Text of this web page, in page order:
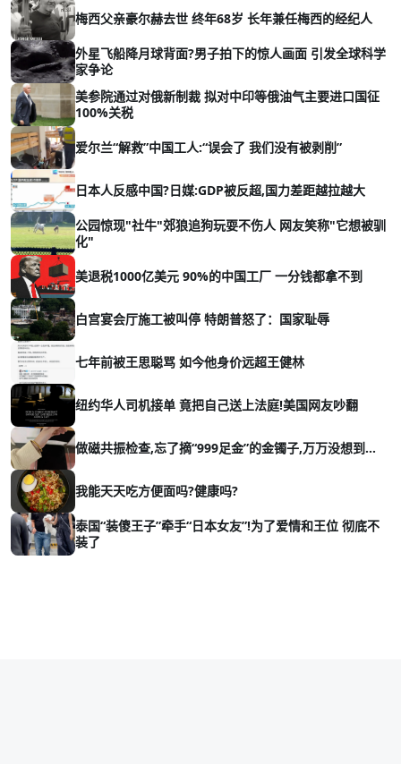
梅西父亲豪尔赫去世 终年68岁 长年兼任梅西的经纪人
外星飞船降月球背面?男子拍下的惊人画面 引发全球科学
家争论
美参院通过对俄新制裁 拟对中印等俄油气主要进口国征
100%关税
爱尔兰“解救”中国工人:“误会了 我们没有被剥削”
日本人反感中国?日媒:GDP被反超,国力差距越拉越大
公园惊现"社牛"郊狼追狗玩耍不伤人 网友笑称"它想被驯
化"
美退税1000亿美元 90%的中国工厂 一分钱都拿不到
白宫宴会厅施工被叫停 特朗普怒了：国家耻辱
七年前被王思聪骂 如今他身价远超王健林
纽约华人司机接单 竟把自己送上法庭!美国网友吵翻
做磁共振检查,忘了摘“999足金”的金镯子,万万没想到…
我能天天吃方便面吗?健康吗?
泰国“装傻王子”牵手“日本女友”!为了爱情和王位 彻底不
装了